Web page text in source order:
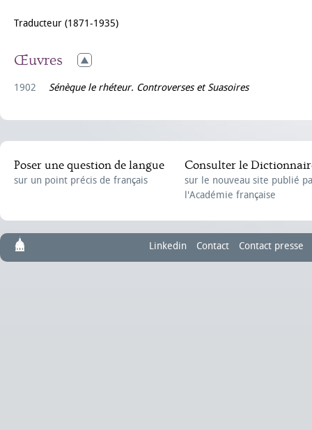
Traducteur (1871-1935)
Œuvres
1902 Sénèque le rhéteur. Controverses et Suasoires
Poser une question de langue
sur un point précis de français
Consulter le
sur le nouveau site publié
l'Académie française
Linkedin Contact Contact presse